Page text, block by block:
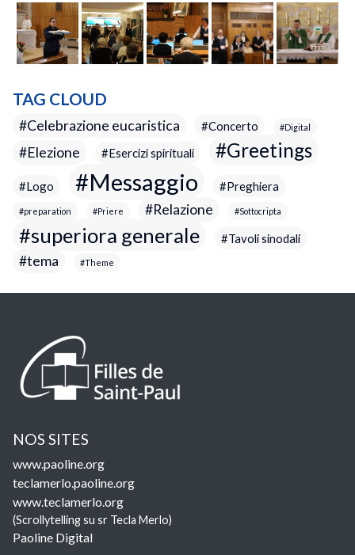
TAG CLOUD
Celebrazione eucaristica Concerto Digital
Elezione Esercizi spirituali Greetings
Logo Messaggio Preghiera
preparation Priere Relazione Sottocripta
superiora generale Tavoli sinodali
tema Theme
NOS SITES
www.paoline.org
teclamerlo.paoline.org
www.teclamerlo.org
(Scrollytelling su sr Tecla Merlo)
Paoline Digital